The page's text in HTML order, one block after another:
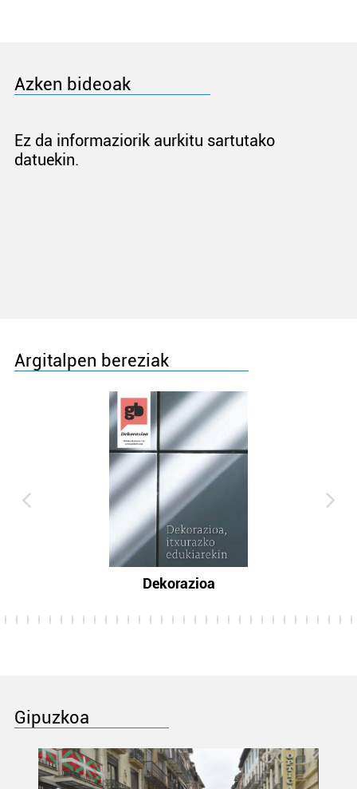
Azken bideoak
Ez da informaziorik aurkitu sartutako
datuekin.
Argitalpen bereziak
Dekorazioa
Gipuzkoa